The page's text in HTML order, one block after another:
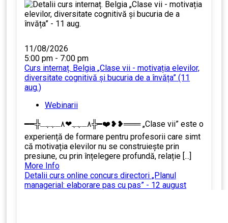
11/08/2026
5:00 pm - 7:00 pm
Curs internaț. Belgia „Clase vii - motivația elevilor,
diversitate cognitivă și bucuria de a învăța” (11
aug.)
Webinarii
━━╬٨ـﮩﮩ❤٨ـﮩﮩـ╬━❤️❥❥═══ „Clase vii” este o
experiență de formare pentru profesorii care simt
că motivația elevilor nu se construiește prin
presiune, cu prin înțelegere profundă, relație [...]
More Info
Detalii curs online concurs directori „Planul
managerial: elaborare pas cu pas” - 12 august